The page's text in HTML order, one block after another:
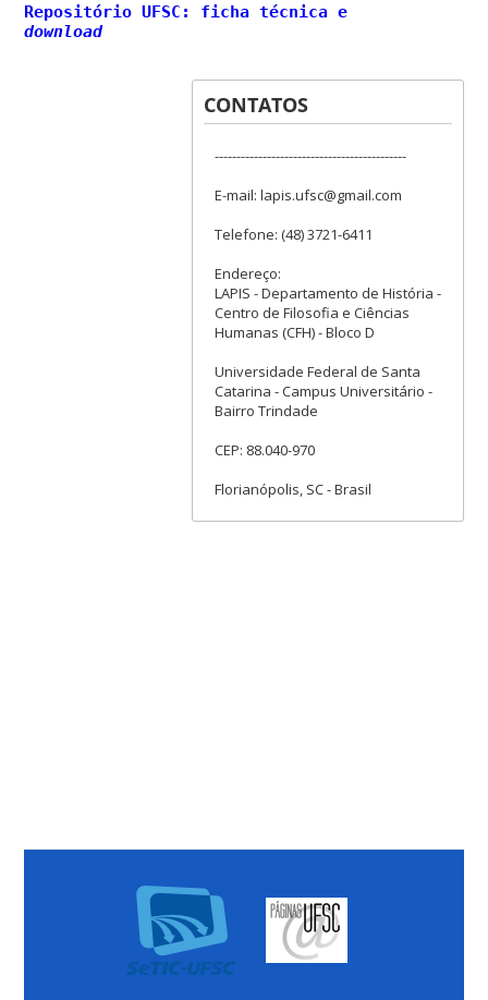
Repositório UFSC: ficha técnica e
download
CONTATOS
--------------------------------------------
E-mail: lapis.ufsc@gmail.com
Telefone: (48) 3721-6411
Endereço:
LAPIS - Departamento de História -
Centro de Filosofia e Ciências
Humanas (CFH) - Bloco D
Universidade Federal de Santa
Catarina - Campus Universitário -
Bairro Trindade
CEP: 88.040-970
Florianópolis, SC - Brasil